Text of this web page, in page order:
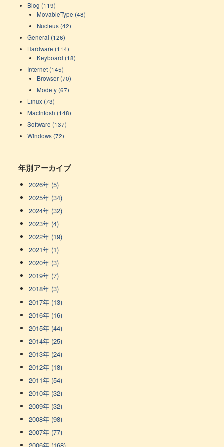
Blog (119)
MovableType (48)
Nucleus (42)
General (126)
Hardware (114)
Keyboard (18)
Internet (145)
Browser (70)
Modefy (67)
Linux (73)
Macintosh (148)
Software (137)
Windows (72)
年別アーカイブ
2026年 (5)
2025年 (34)
2024年 (32)
2023年 (4)
2022年 (19)
2021年 (1)
2020年 (3)
2019年 (7)
2018年 (3)
2017年 (13)
2016年 (16)
2015年 (44)
2014年 (25)
2013年 (24)
2012年 (18)
2011年 (54)
2010年 (32)
2009年 (32)
2008年 (98)
2007年 (77)